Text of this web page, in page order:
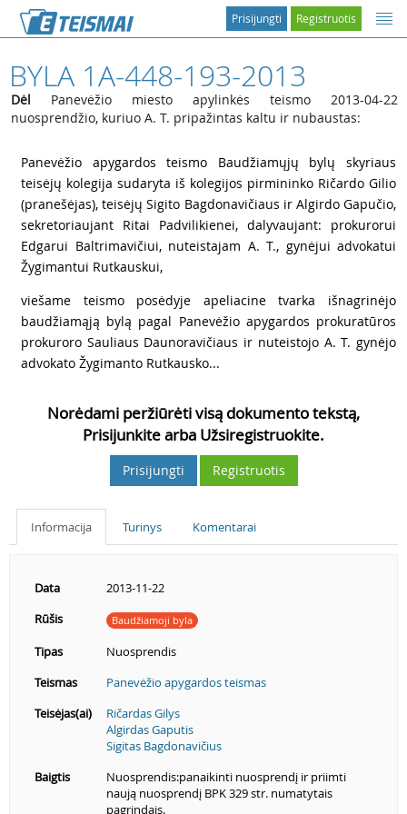
Registruotis
Prisijungti
BYLA 1A-448-193-2013
Dėl Panevėžio miesto apylinkės teismo 2013-04-22
nuosprendžio, kuriuo A. T. pripažintas kaltu ir nubaustas:
Panevėžio apygardos teismo Baudžiamųjų bylų skyriaus
teisėjų kolegija sudaryta iš kolegijos pirmininko Ričardo Gilio
(pranešėjas), teisėjų Sigito Bagdonavičiaus ir Algirdo Gapučio,
sekretoriaujant Ritai Padvilikienei, dalyvaujant: prokurorui
Edgarui Baltrimavičiui, nuteistajam A. T., gynėjui advokatui
Žygimantui Rutkauskui,
viešame teismo posėdyje apeliacine tvarka išnagrinėjo
baudžiamąją bylą pagal Panevėžio apygardos prokuratūros
prokuroro Sauliaus Daunoravičiaus ir nuteistojo A. T. gynėjo
advokato Žygimanto Rutkausko...
Norėdami peržiūrėti visą dokumento tekstą,
Prisijunkite arba Užsiregistruokite.
Prisijungti Registruotis
Informacija Turinys Komentarai
Data
2013-11-22
Rūšis
Baudžiamoji byla
Tipas
Nuosprendis
Teismas
Panevėžio apygardos teismas
Teisėjas(ai)
Ričardas Gilys
Algirdas Gaputis
Sigitas Bagdonavičius
Baigtis
Nuosprendis:panaikinti nuosprendį ir priimti
naują nuosprendį BPK 329 str. numatytais
pagrindais.